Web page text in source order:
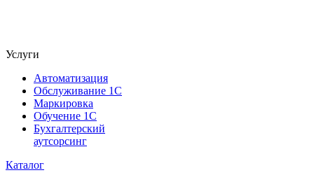
Услуги
Автоматизация
Обслуживание 1С
Маркировка
Обучение 1С
Бухгалтерский
аутсорсинг
Каталог